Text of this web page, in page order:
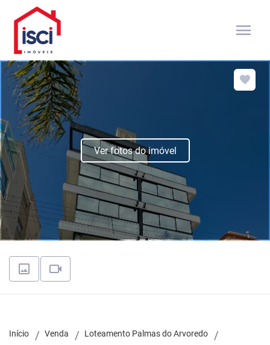
menu
Ver fotos do imóvel
Início Venda Loteamento Palmas do Arvoredo